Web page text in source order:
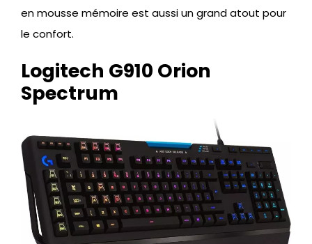
en mousse mémoire est aussi un grand atout pour
le confort.
Logitech G910 Orion
Spectrum